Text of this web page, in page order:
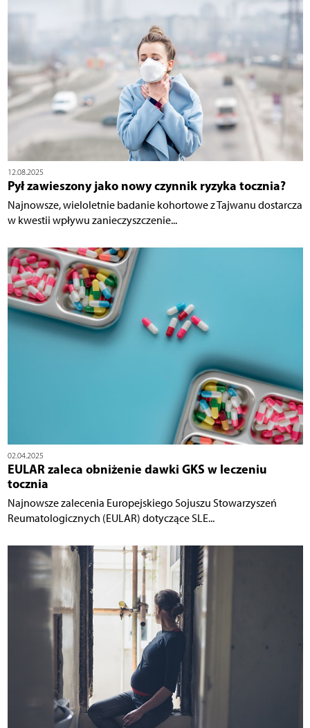
12.08.2025
Pył zawieszony jako nowy czynnik ryzyka tocznia?
Najnowsze, wieloletnie badanie kohortowe z Tajwanu dostarcza
w kwestii wpływu zanieczyszczenie...
02.04.2025
EULAR zaleca obniżenie dawki GKS w leczeniu
tocznia
Najnowsze zalecenia Europejskiego Sojuszu Stowarzyszeń
Reumatologicznych (EULAR) dotyczące SLE...